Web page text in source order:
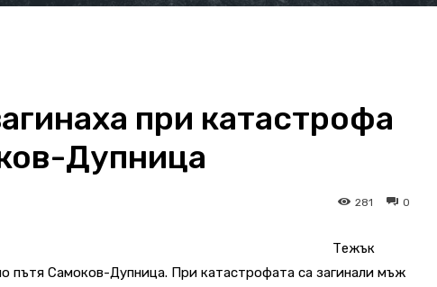
при катастрофа
Дупница
0
281
Тежък
пътя Самоков-Дупница. При катастрофата са загинали мъж